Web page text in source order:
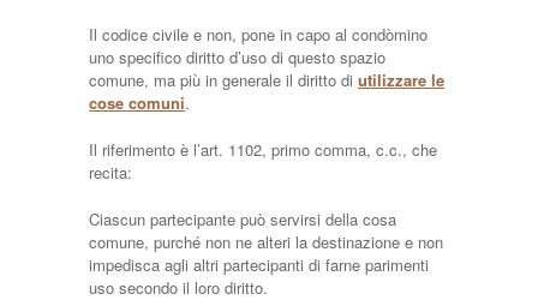
Il codice civile e non, pone in capo al condòmino
uno specifico diritto d’uso di questo spazio
comune, ma più in generale il diritto di utilizzare le
cose comuni.
Il riferimento è l’art. 1102, primo comma, c.c., che
recita:
Ciascun partecipante può servirsi della cosa
comune, purché non ne alteri la destinazione e non
impedisca agli altri partecipanti di farne parimenti
uso secondo il loro diritto.